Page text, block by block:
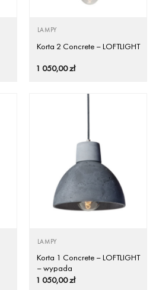
LAMPY
Korta 2 Concrete – LOFTLIGHT
1 050,00zł
LAMPY
Korta 1 Concrete – LOFTLIGHT
– wypada
1 050,00zł